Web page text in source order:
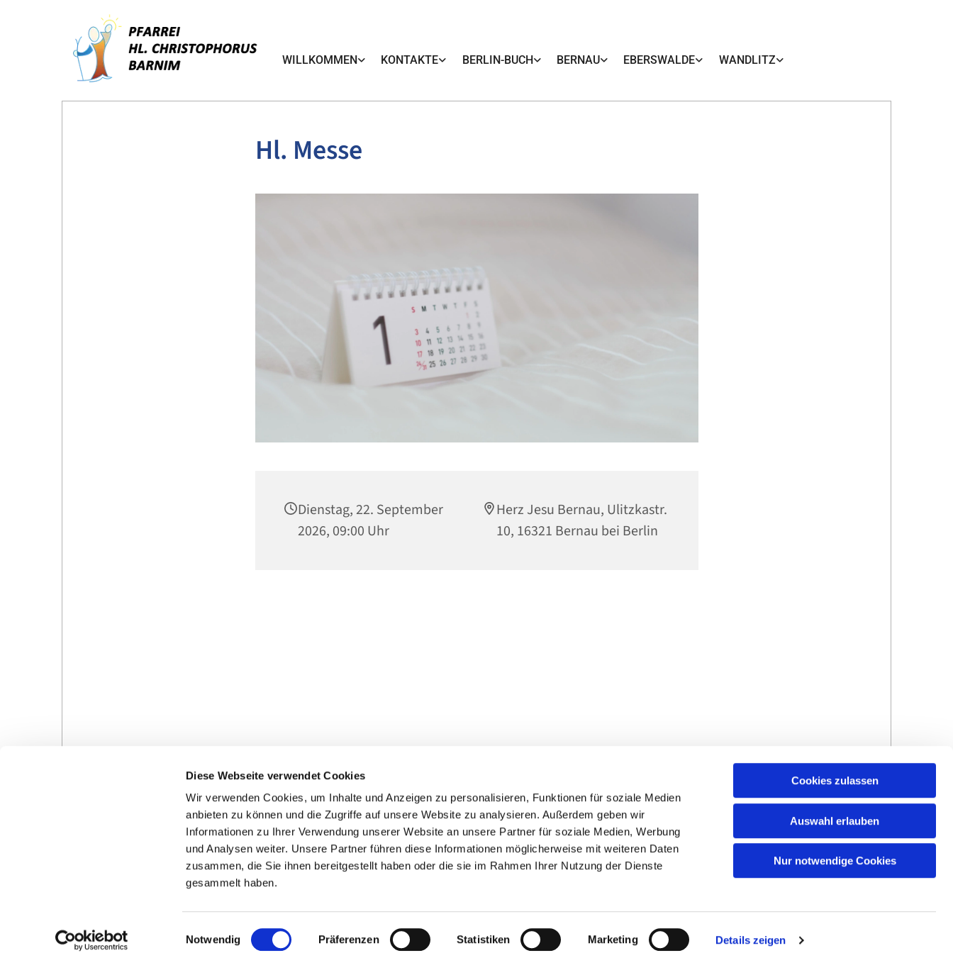
Diese Webseite verwendet Cookies
Wir verwenden Cookies, um Inhalte und Anzeigen zu personalisieren, Funktionen für soziale Medien
anbieten zu können und die Zugriffe auf unsere Website zu analysieren. Außerdem geben wir
Informationen zu Ihrer Verwendung unserer Website an unsere Partner für soziale Medien, Werbung
und Analysen weiter. Unsere Partner führen diese Informationen möglicherweise mit weiteren Daten
zusammen, die Sie ihnen bereitgestellt haben oder die sie im Rahmen Ihrer Nutzung der Dienste
gesammelt haben.
i
Notwendig Präferenzen Statistiken Marketing Details zeigen
Cookies zulassen
Auswahl erlauben
Nur notwendige Cookies
WILLKOMMEN KONTAKTE BERLIN-BUCH BERNAU EBERSWALDE WANDLITZ
Hl. Messe
Dienstag, 22. September
2026, 09:00 Uhr
Herz Jesu Bernau, Ulitzkastr.
10, 16321 Bernau bei Berlin
Gottesdienste in der Pfarrei
Veranstaltungen in der
Pfarrei
Kontakte
Ansprechpersonen zum Schutz vor
Hinweisgebersystem
Impressum und
Datenschutzerklärung ChurchDesk-Login